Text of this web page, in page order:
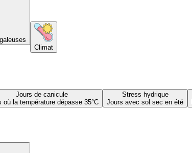
Climat
Jours de canicule
où la température dépasse 35°C
Stress hydrique
Jours avec sol sec en été